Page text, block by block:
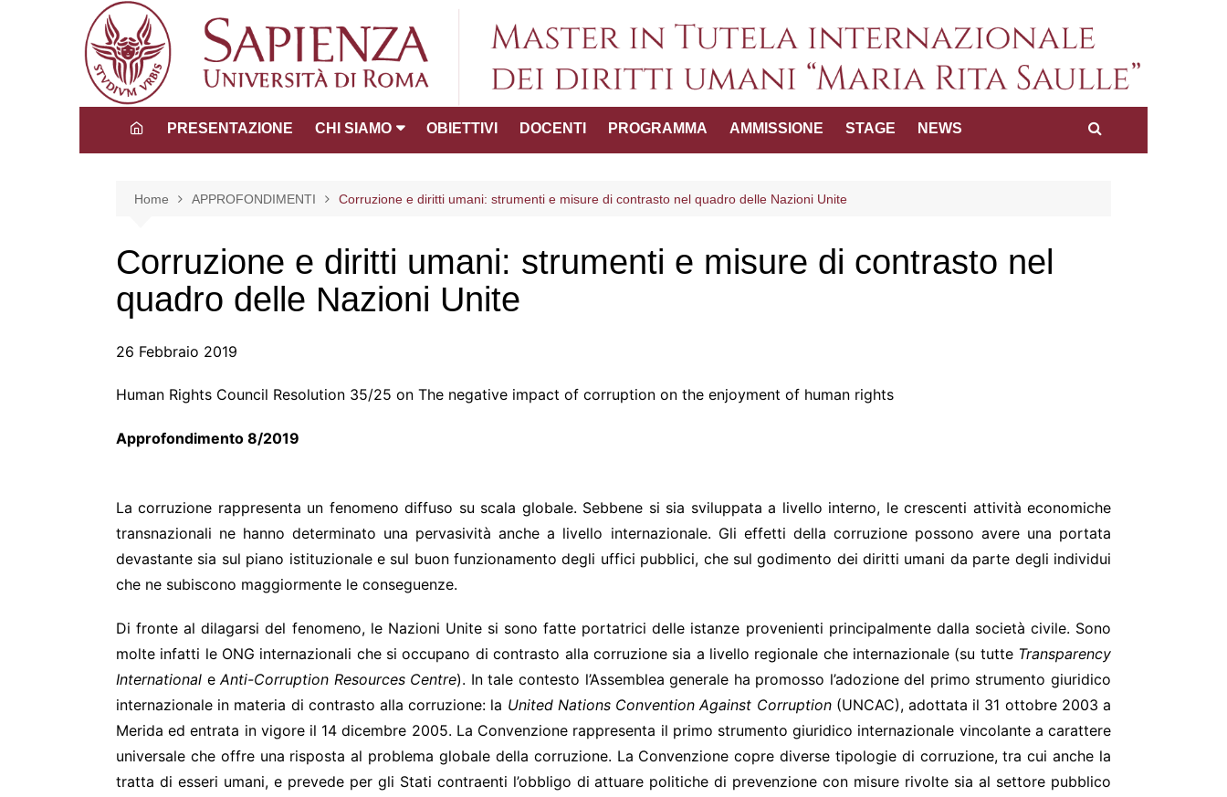
Master in Tutela internazionale dei diritti
umani "Maria Rita Saulle"
PRESENTAZIONE CHI SIAMO
Consiglio didattico-
La Comunità del Master
OBIETTIVI DOCENTI PROGRAMMA AMMISSIONE STAGE NEWS
Home APPROFONDIMENTI Corruzione e diritti umani: strumenti e misure di contrasto nel quadro delle Nazioni Unite
Corruzione e diritti umani: strumenti e misure di contrasto nel
quadro delle Nazioni Unite
26 Febbraio 2019
Human Rights Council Resolution 35/25 on The negative impact of corruption on the enjoyment of human rights
Approfondimento 8/2019
La corruzione rappresenta un fenomeno diffuso su scala globale. Sebbene si sia sviluppata a livello interno, le crescenti attività economiche
transnazionali ne hanno determinato una pervasività anche a livello internazionale. Gli effetti della corruzione possono avere una portata
devastante sia sul piano istituzionale e sul buon funzionamento degli uffici pubblici, che sul godimento dei diritti umani da parte degli individui
che ne subiscono maggiormente le conseguenze.
Di fronte al dilagarsi del fenomeno, le Nazioni Unite si sono fatte portatrici delle istanze provenienti principalmente dalla società civile. Sono
molte infatti le ONG internazionali che si occupano di contrasto alla corruzione sia a livello regionale che internazionale (su tutte Transparency
International eAnti-Corruption Resources Centre). In tale contesto l’Assemblea generale ha promosso l’adozione del primo strumento giuridico
internazionale in materia di contrasto alla corruzione: la United Nations Convention Against Corruption (UNCAC), adottata il 31 ottobre 2003 a
Merida ed entrata in vigore il 14 dicembre 2005. La Convenzione rappresenta il primo strumento giuridico internazionale vincolante a carattere
universale che offre una risposta al problema globale della corruzione. La Convenzione copre diverse tipologie di corruzione, tra cui anche la
tratta di esseri umani, e prevede per gli Stati contraenti l’obbligo di attuare politiche di prevenzione con misure rivolte sia al settore pubblico